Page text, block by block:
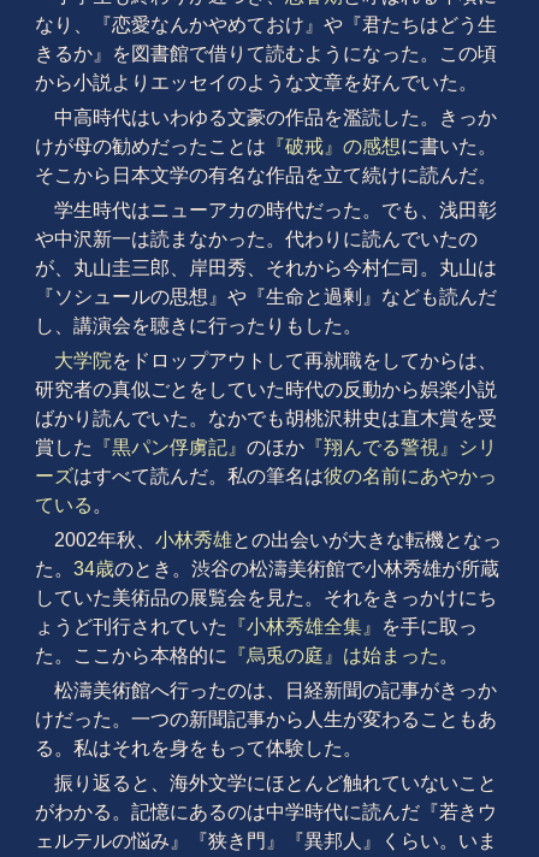
なり、『恋愛なんかやめておけ』や『君たちはどう生
きるか』を図書館で借りて読むようになった。この頃
から小説よりエッセイのような文章を好んでいた。
中高時代はいわゆる文豪の作品を濫読した。きっか
けが母の勧めだったことは 『破戒』の感想に書いた。
そこから日本文学の有名な作品を立て続けに読んだ。
学生時代はニューアカの時代だった。でも、浅田彰
や中沢新一は読まなかった。代わりに読んでいたの
が、丸山圭三郎、岸田秀、それから今村仁司。丸山は
『ソシュールの思想』や『生命と過剰』なども読んだ
し、講演会を聴きに行ったりもした。
大学院をドロップアウトして再就職をしてからは、
研究者の真似ごとをしていた時代の反動から娯楽小説
ばかり読んでいた。なかでも胡桃沢耕史は直木賞を受
賞した
『黒パン俘虜記』 のほか『翔んでる警視』シリ
ーズはすべて読んだ。私の筆名は彼の名前にあやかっ
ている 。
2002年秋、 小林秀雄との出会いが大きな転機となっ
た。 34歳のとき。渋谷の松濤美術館で小林秀雄が所蔵
していた美術品の展覧会を見た。それをきっかけにち
ょうど刊行されていた
『小林秀雄全集』
を手に取っ
た。ここから本格的に
『烏兎の庭』は始まった 。
松濤美術館へ行ったのは、日経新聞の記事がきっか
けだった。一つの新聞記事から人生が変わることもあ
る。私はそれを身をもって体験した。
振り返ると、海外文学にほとんど触れていないこと
がわかる。記憶にあるのは中学時代に読んだ『若きウ
ェルテルの悩み』『狭き門』『異邦人』くらい。いま